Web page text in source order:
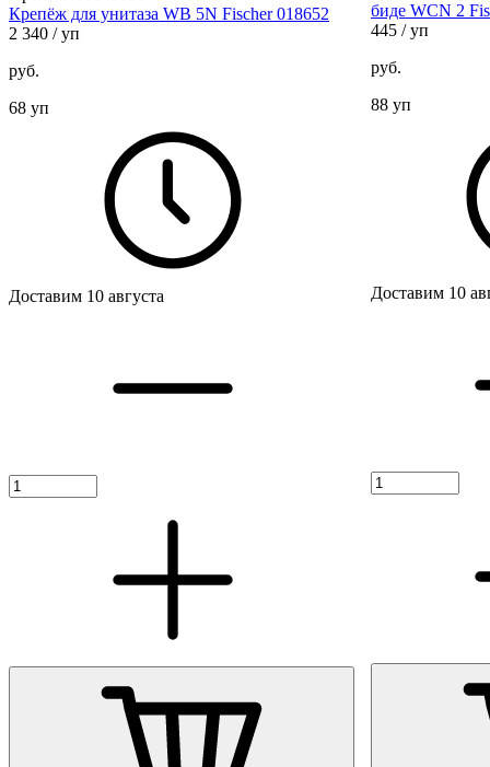
Крепёж для унитаза WB 5N Fischer 018652
2 340 / уп
руб.
68 уп
Доставим 10 августа
биде WCN 2
445 / уп
руб.
88 уп
Доставим 10